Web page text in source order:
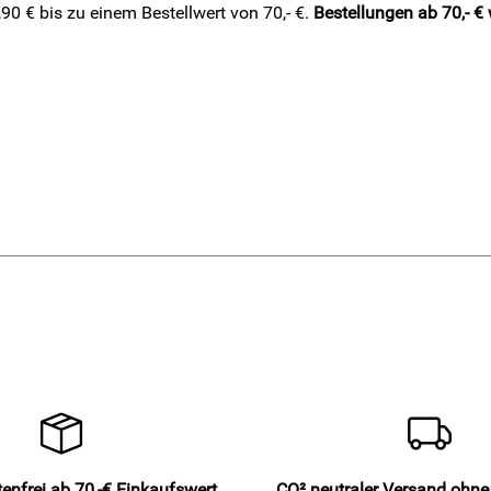
€ bis zu einem Bestellwert von 70,- €. Bestellungen ab 70,-